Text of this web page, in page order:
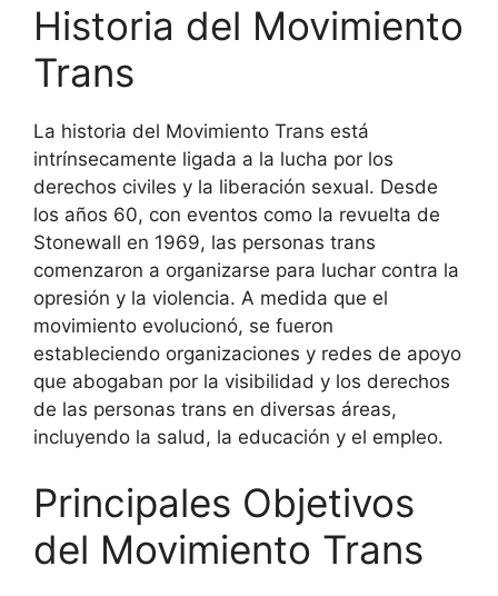
Historia del Movimiento
Trans
La historia del Movimiento Trans está
intrínsecamente ligada a la lucha por los
derechos civiles y la liberación sexual. Desde
los años 60, con eventos como la revuelta de
Stonewall en 1969, las personas trans
comenzaron a organizarse para luchar contra la
opresión y la violencia. A medida que el
movimiento evolucionó, se fueron
estableciendo organizaciones y redes de apoyo
que abogaban por la visibilidad y los derechos
de las personas trans en diversas áreas,
incluyendo la salud, la educación y el empleo.
Principales Objetivos
del Movimiento Trans